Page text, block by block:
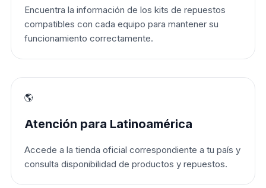
Encuentra la información de los kits de repuestos
compatibles con cada equipo para mantener su
funcionamiento correctamente.
🌎
Atención para Latinoamérica
Accede a la tienda oficial correspondiente a tu país y
consulta disponibilidad de productos y repuestos.